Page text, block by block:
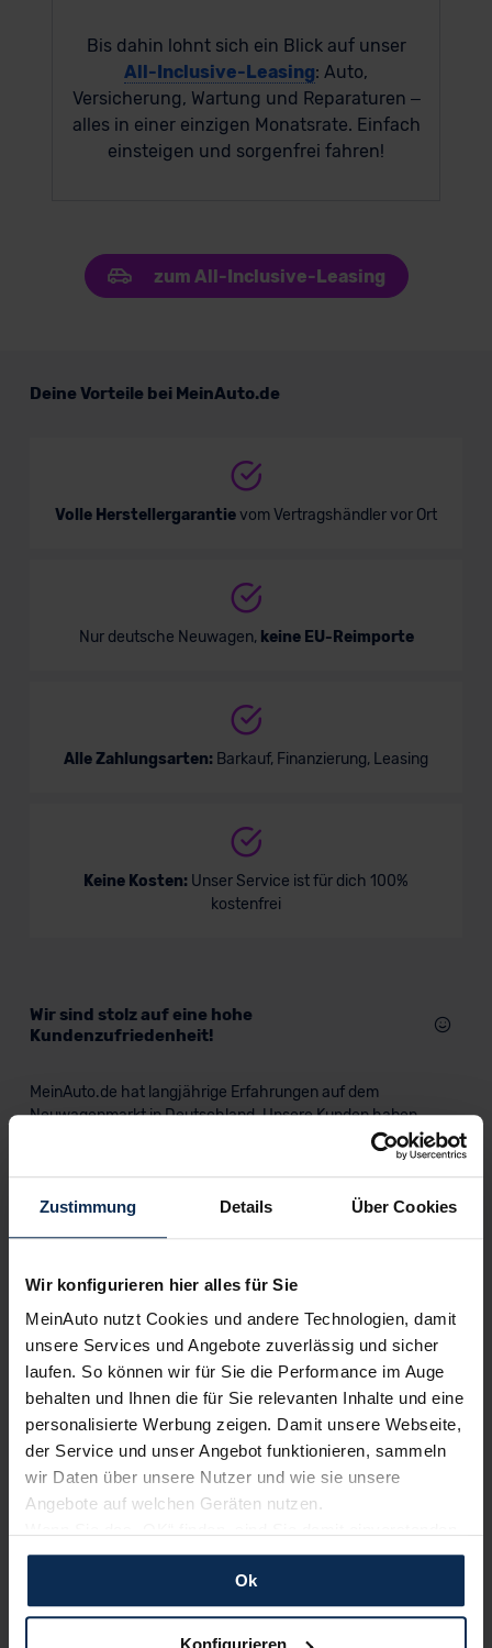
Zustimmung Details Über Cookies
Wir konfigurieren hier alles für Sie
MeinAuto nutzt Cookies und andere Technologien, damit
unsere Services und Angebote zuverlässig und sicher
laufen. So können wir für Sie die Performance im Auge
behalten und Ihnen die für Sie relevanten Inhalte und eine
personalisierte Werbung zeigen. Damit unsere Webseite,
der Service und unser Angebot funktionieren, sammeln
wir Daten über unsere Nutzer und wie sie unsere
Angebote auf welchen Geräten nutzen.
und erlauben uns Cookies für unseren Service zu
verwenden und diese Daten an Dritte weiterzugeben,
etwa an unsere Marketingpartner. Falls Sie dem nicht
zustimmen möchten, beschränken wir uns auf die
Ok
Bis dahin lohnt sich ein Blick auf unser
All-Inclusive-Leasing: Auto,
Versicherung, Wartung und Reparaturen –
alles in einer einzigen Monatsrate. Einfach
einsteigen und sorgenfrei fahren!
zum All-Inclusive-Leasing
Deine Vorteile bei MeinAuto.de
Volle Herstellergarantievom Vertragshändler vor Ort
Nur deutsche Neuwagen, keine EU-Reimporte
Alle Zahlungsarten: Barkauf, Finanzierung, Leasing
Keine Kosten: Unser Service ist für dich 100%
kostenfrei
Wir sind stolz auf eine hohe
Kundenzufriedenheit!
MeinAuto.de hat langjährige Erfahrungen auf dem
Neuwagenmarkt in Deutschland. Unsere Kunden haben
dadurch ihr Wunschauto zum Top-Rabatt erhalten und
Sehen Sie sich unsere Bewertungen an:
Erfahren Sie mehr über das Urteil unserer Kunden
Nachrichten